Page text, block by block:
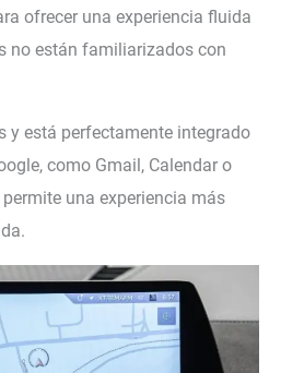
ofrecer una experiencia fluida
no están familiarizados con
y está perfectamente integrado
como Gmail, Calendar o
una experiencia más